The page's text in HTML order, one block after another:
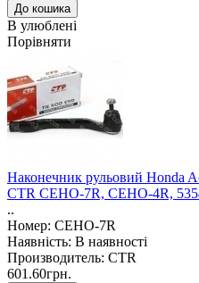
В улюблені
Порівняти
Наконечник рульовий Honda
CTR CEHO-7R, CEHO-4R,
..
Номер: CEHO-7R
Наявність: В наявності
Производитель: CTR
601.60грн.